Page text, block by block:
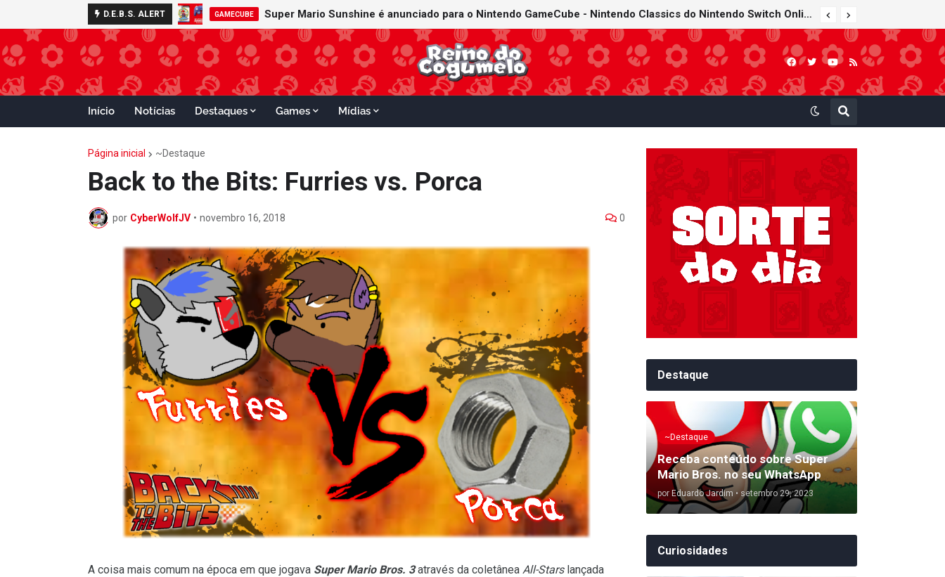
D.E.B.S. ALERT GAMECUBE Super Mario Sunshine é anunciado para o Nintendo GameCube - Nintendo Classics do Nintendo Switch Online
MERCHANDISING Bob-bomba e Meca-koopa, inimigos "mecânicos" de Super Mario, viram brinquedos de corda no Super Nintendo World
Início Notícias Destaques Games Mídias
Página inicial ~Destaque
Back to the Bits: Furries vs. Porca
por CyberWolfJV • novembro 16, 2018 0
A coisa mais comum na época em que jogava Super Mario Bros. 3através da coletânea All-Starslançada
Destaque
~Destaque
Receba conteúdo sobre Super
Mario Bros. no seu WhatsApp
por Eduardo Jardim • setembro 29, 2023
Curiosidades